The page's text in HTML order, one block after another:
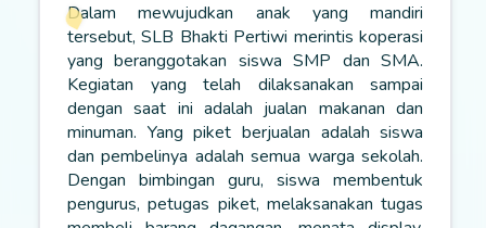
Dalam mewujudkan anak yang mandiri
tersebut, SLB Bhakti Pertiwi merintis koperasi
yang beranggotakan siswa SMP dan SMA.
Kegiatan yang telah dilaksanakan sampai
dengan saat ini adalah jualan makanan dan
minuman. Yang piket berjualan adalah siswa
dan pembelinya adalah semua warga sekolah.
Dengan bimbingan guru, siswa membentuk
pengurus, petugas piket, melaksanakan tugas